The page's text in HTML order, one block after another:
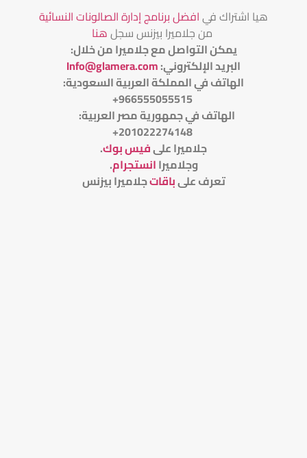
هيا اشتراك فيافضل برنامج إدارة الصالونات النسائية
من جلاميرا بيزنس سجلهنا
يمكن التواصل مع جلاميرا من خلال:
البريد الإلكتروني:
Info@glamera.com
الهاتف في المملكة العربية السعودية:
الهاتف في جمهورية مصر العربية:
جلاميرا علىفيس بوك.
وجلاميراانستجرام.
تعرف علىباقاتجلاميرا بيزنس